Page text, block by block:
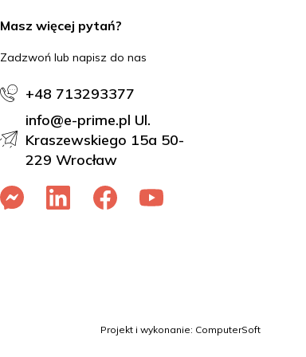
Masz więcej pytań?
Zadzwoń lub napisz do nas
+48 713293377
info@e-prime.pl Ul.
Kraszewskiego 15a 50-
229 Wrocław
Projekt i wykonanie: ComputerSoft